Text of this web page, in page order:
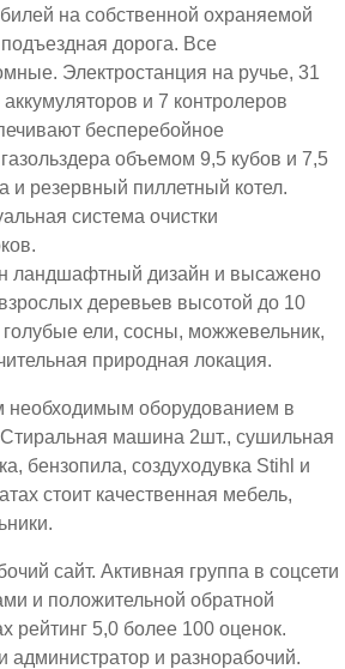
на собственной охраняемой
дорога. Все
Электростанция на ручье, 31
и 7 контролеров
бесперебойное
объемом 9,5 кубов и 7,5
и резервный пиллетный котел.
система очистки
ландшафтный дизайн и высажено
деревьев высотой до 10
ели, сосны, можжевельник,
природная локация.
необходимым оборудованием в
машина 2шт., сушильная
бензопила, создуходувка Stihl и
стоит качественная мебель,
сайт. Активная группа в соцсети
и положительной обратной
рейтинг 5,0 более 100 оценок.
администратор и разнорабочий.